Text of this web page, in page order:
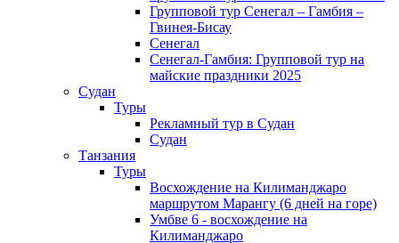
Групповой тур Сенегал – Гамбия –
Гвинея-Бисау
Сенегал
Сенегал-Гамбия: Групповой тур на
майские праздники 2025
Судан
Туры
Рекламный тур в Cудан
Cудан
Танзания
Туры
Восхождение на Килиманджаро
маршрутом Марангу (6 дней на горе)
Умбве 6 - восхождение на
Килиманджаро